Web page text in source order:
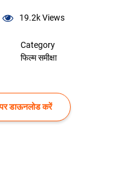
19.2kViews
Category
फिल्म समीक्षा
पर डाऊनलोड करें